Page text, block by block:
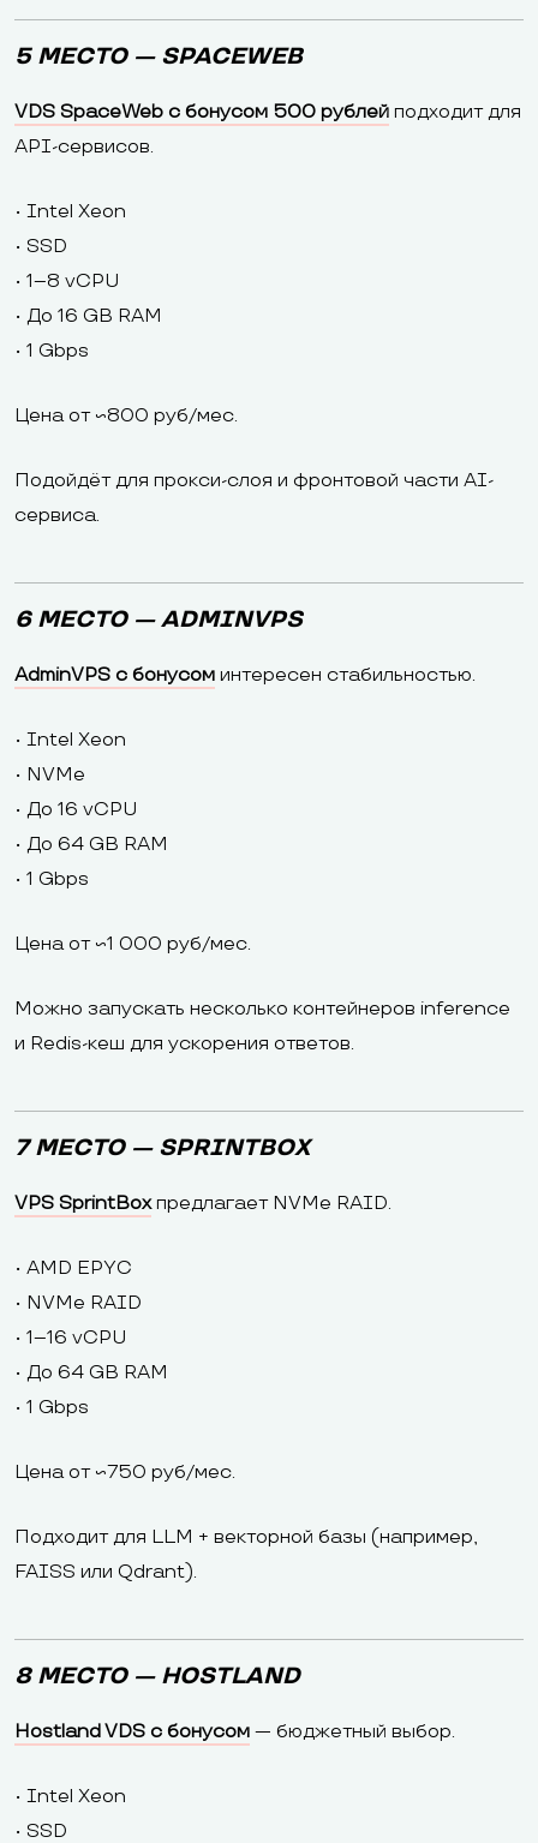
5 МЕСТО — SPACEWEB
VDS SpaceWeb с бонусом 500 рублей подходит для
API-сервисов.
• Intel Xeon
• SSD
• 1–8 vCPU
• До 16 GB RAM
• 1 Gbps
Цена от ~800 руб/мес.
Подойдёт для прокси-слоя и фронтовой части AI-
сервиса.
6 МЕСТО — ADMINVPS
AdminVPS с бонусом интересен стабильностью.
• Intel Xeon
• NVMe
• До 16 vCPU
• До 64 GB RAM
• 1 Gbps
Цена от ~1 000 руб/мес.
Можно запускать несколько контейнеров inference
и Redis-кеш для ускорения ответов.
7 МЕСТО — SPRINTBOX
VPS SprintBoxпредлагает NVMe RAID.
• AMD EPYC
• NVMe RAID
• 1–16 vCPU
• До 64 GB RAM
• 1 Gbps
Цена от ~750 руб/мес.
Подходит для LLM + векторной базы (например,
FAISS или Qdrant).
8 МЕСТО — HOSTLAND
Hostland VDS с бонусом — бюджетный выбор.
• Intel Xeon
• SSD